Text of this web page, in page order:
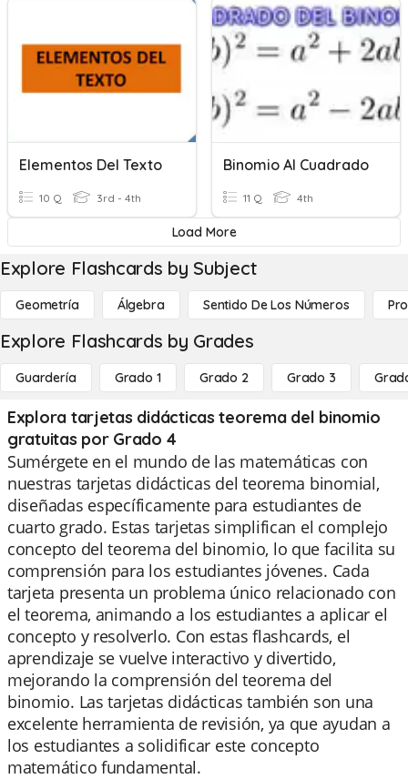
Elementos Del Texto
10 Q 3rd - 4th
Binomio Al Cuadrado
11 Q 4th
Load More
Explore Flashcards by Subject
Geometría Álgebra Sentido De Los Números
Explore Flashcards by Grades
Guardería Grado 1 Grado 2 Grado 3
Explora tarjetas didácticas teorema del binomio
gratuitas por Grado 4
Sumérgete en el mundo de las matemáticas con
nuestras tarjetas didácticas del teorema binomial,
diseñadas específicamente para estudiantes de
cuarto grado. Estas tarjetas simplifican el complejo
concepto del teorema del binomio, lo que facilita su
comprensión para los estudiantes jóvenes. Cada
tarjeta presenta un problema único relacionado con
el teorema, animando a los estudiantes a aplicar el
concepto y resolverlo. Con estas flashcards, el
aprendizaje se vuelve interactivo y divertido,
mejorando la comprensión del teorema del
binomio. Las tarjetas didácticas también son una
excelente herramienta de revisión, ya que ayudan a
los estudiantes a solidificar este concepto
matemático fundamental.